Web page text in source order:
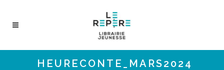
HEURECONTE_MARS2024